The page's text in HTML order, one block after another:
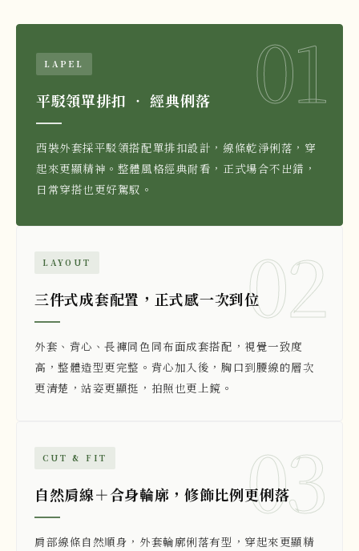
01
LAPEL
平駁領單排扣 ‧ 經典俐落
西裝外套採平駁領搭配單排扣設計，線條乾淨俐落，穿
起來更顯精神。整體風格經典耐看，正式場合不出錯，
日常穿搭也更好駕馭。
02
LAYOUT
三件式成套配置，正式感一次到位
外套、背心、長褲同色同布面成套搭配，視覺一致度
高，整體造型更完整。背心加入後，胸口到腰線的層次
更清楚，站姿更顯挺，拍照也更上鏡。
03
CUT & FIT
自然肩線＋合身輪廓，修飾比例更俐落
肩部線條自然順身，外套輪廓俐落有型，穿起來更顯精